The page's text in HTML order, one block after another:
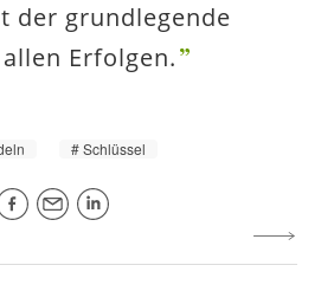
der grundlegende
Erfolgen.
Schlüssel